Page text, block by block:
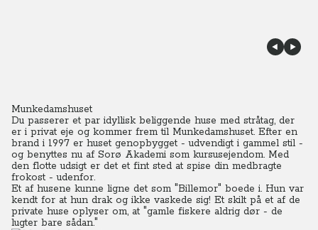
Munkedamshuset
Du passerer et par idyllisk beliggende huse med stråtag, der
er i privat eje og kommer frem til Munkedamshuset. Efter en
brand i 1997 er huset genopbygget - udvendigt i gammel stil -
og benyttes nu af Sorø Akademi som kursusejendom. Med
den flotte udsigt er det et fint sted at spise din medbragte
frokost - udenfor.
Et af husene kunne ligne det som "Billemor" boede i. Hun var
kendt for at hun drak og ikke vaskede sig! Et skilt på et af de
private huse oplyser om, at "gamle fiskere aldrig dør - de
lugter bare sådan."